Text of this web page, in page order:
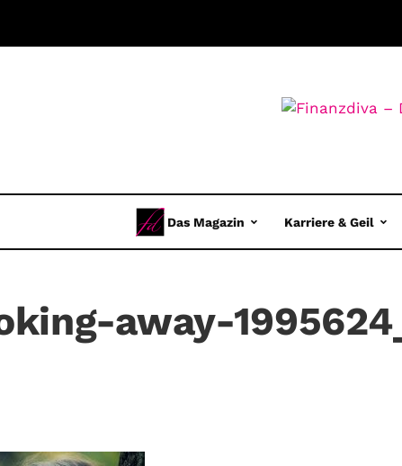
Das Magazin Karriere & Geil
away-